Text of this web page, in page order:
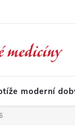
moderní